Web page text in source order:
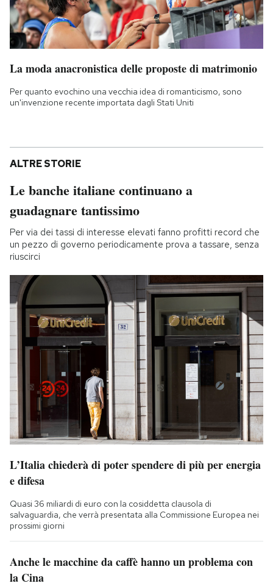
La moda anacronistica delle proposte di matrimonio
Per quanto evochino una vecchia idea di romanticismo, sono
un'invenzione recente importata dagli Stati Uniti
ALTRE STORIE
Le banche italiane continuano a
guadagnare tantissimo
Per via dei tassi di interesse elevati fanno profitti record che
un pezzo di governo periodicamente prova a tassare, senza
riuscirci
L’Italia chiederà di poter spendere di più per energia
e difesa
Quasi 36 miliardi di euro con la cosiddetta clausola di
salvaguardia, che verrà presentata alla Commissione Europea nei
prossimi giorni
Anche le macchine da caffè hanno un problema con
la Cina